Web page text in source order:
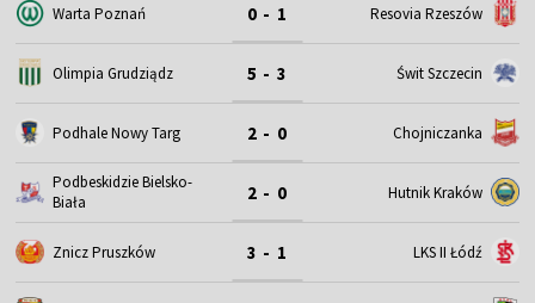
Warta Poznań 0 - 1 Resovia Rzeszów
Olimpia Grudziądz 5 - 3 Świt Szczecin
Podhale Nowy Targ 2 - 0 Chojniczanka
Podbeskidzie Bielsko-
Biała
2 - 0 Hutnik Kraków
Znicz Pruszków 3 - 1 LKS II Łódź